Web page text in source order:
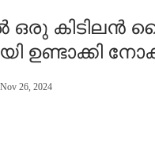
ഒരു കിടിലൻ
Nov 26, 2024